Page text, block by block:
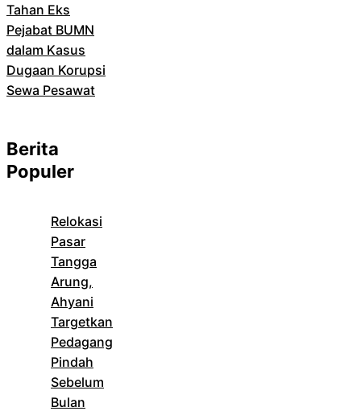
Tahan Eks
Pejabat BUMN
dalam Kasus
Dugaan Korupsi
Sewa Pesawat
Berita
Populer
Relokasi
Pasar
Tangga
Arung,
Ahyani
Targetkan
Pedagang
Pindah
Sebelum
Bulan